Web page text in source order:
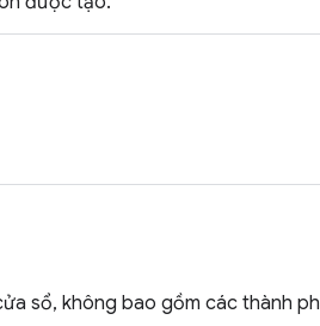
sổ, không bao gồm các thành